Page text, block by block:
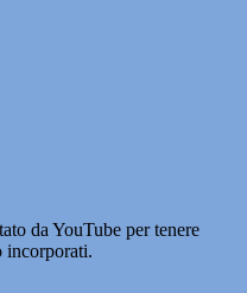
da YouTube per tenere
incorporati.